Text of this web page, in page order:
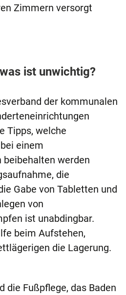
Zimmern versorgt
ist unwichtig?
der kommunalen
Tipps, welche
einem
beibehalten werden
die
Gabe von Tabletten und
von
ist unabdingbar.
beim Aufstehen,
die Lagerung.
die Fußpflege, das Baden